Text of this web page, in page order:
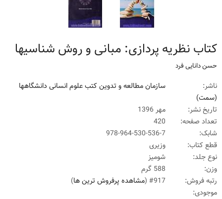
کتاب نظریه پردازی: مبانی و روش شناسیها
حسن دانایی فرد
ناشر:
سازمان مطالعه و تدوین کتب علوم انسانی دانشگاهها
(سمت)
تاریخ نشر:
مهر 1396
تعداد صفحه:
شابک:
978-964-530-536-7
قطع کتاب:
وزیری
نوع جلد:
شومیز
وزن:
رتبه فروش:
#917 ( مشاهده پرفروش ترین ها)
موجودی: